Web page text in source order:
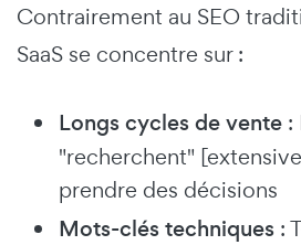
Contrairement au SEO
SaaS se concentre sur :
Longs cycles de vente :
"recherchent"
prendre des décisions
Mots-clés techniques :